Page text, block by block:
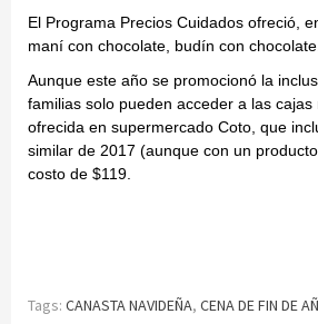
El Programa Precios Cuidados ofreció,
maní con chocolate, budín con
Aunque este año se promocionó la
familias solo pueden acceder a las
ofrecida en supermercado Coto, que
similar de 2017 (aunque con un
costo de $119.
Tags: CANASTA NAVIDEÑA, CENA DE FIN DE